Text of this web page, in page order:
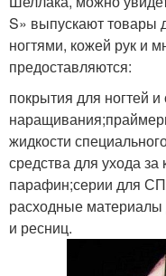
S» выпускают товары
ногтями, кожей рук и
предоставляются:
покрытия для ногтей и
жидкости
средства для ухода за
парафин;серии для
расходные
и ресниц.